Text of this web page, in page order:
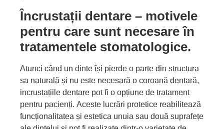
Încrustații dentare – motivele
pentru care sunt necesare în
tratamentele stomatologice.
Atunci când un dinte își pierde o parte din structura
sa naturală și nu este necesară o coroană dentară,
incrustațiile dentare pot fi o opțiune de tratament
pentru pacienți. Aceste lucrări protetice reabilitează
funcționalitatea și estetica unuia sau două suprafețe